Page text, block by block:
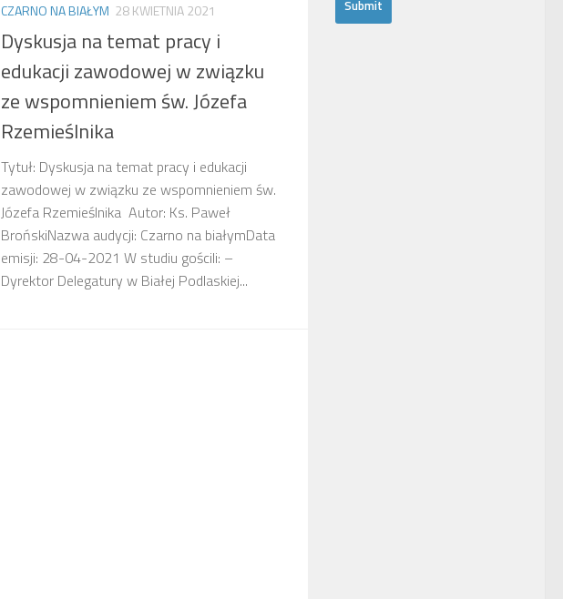
CZARNO NA BIAŁYM 28 KWIETNIA 2021
Dyskusja na temat pracy i
edukacji zawodowej w związku
ze wspomnieniem św. Józefa
Rzemieślnika
Tytuł: Dyskusja na temat pracy i edukacji
zawodowej w związku ze wspomnieniem św.
Józefa Rzemieślnika Autor: Ks. Paweł
BrońskiNazwa audycji: Czarno na białymData
emisji: 28-04-2021 W studiu gościli: –
Dyrektor Delegatury w Białej Podlaskiej...